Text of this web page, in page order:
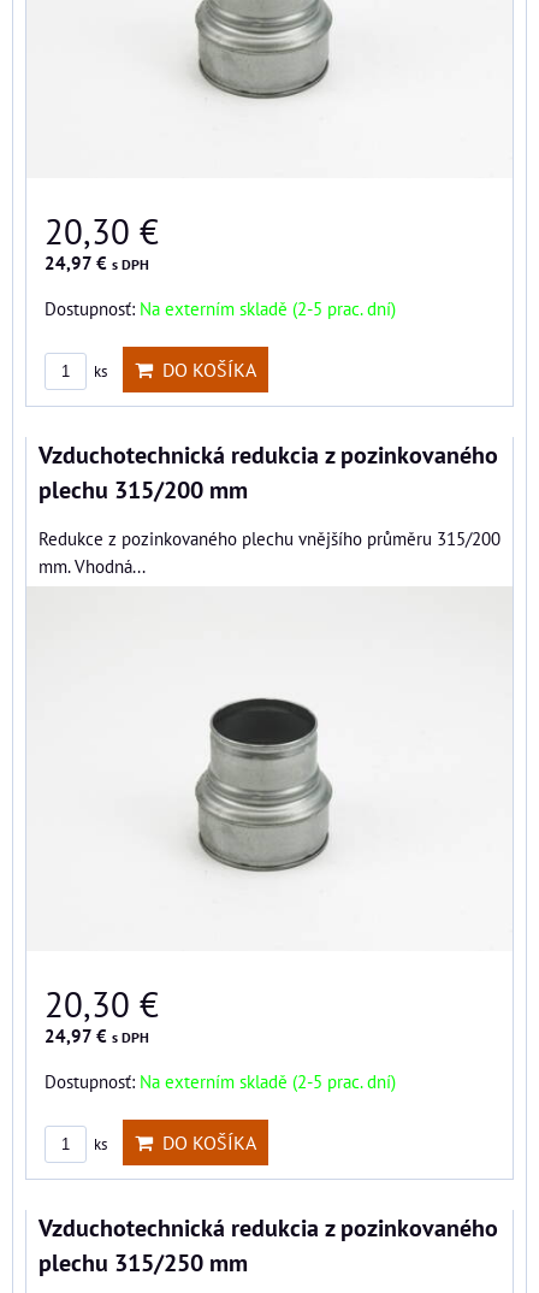
20,30 €
24,97 € s DPH
Dostupnosť: Na externím skladě (2-5 prac. dní)
ks DO KOŠÍKA
Vzduchotechnická redukcia z pozinkovaného
plechu 315/200 mm
Redukce z pozinkovaného plechu vnějšího průměru 315/200
mm. Vhodná...
20,30 €
24,97 € s DPH
Dostupnosť: Na externím skladě (2-5 prac. dní)
ks DO KOŠÍKA
Vzduchotechnická redukcia z pozinkovaného
plechu 315/250 mm